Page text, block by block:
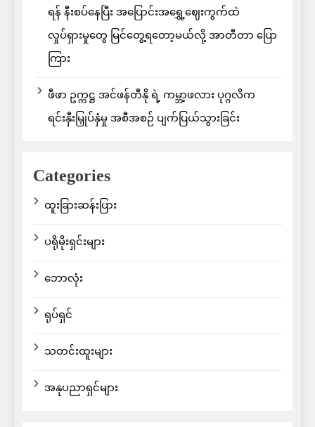
ရန် နီးစပ်နေပြီး အပြောင်းအရွှေ့ဈေးကွက်ထဲ
လှုပ်ရှားမှုတွေ မြင်တွေ့ရတော့မယ်လို့ အာတီတာ ပြော
ကြား
ဖီဖာ ဥက္ကဋ္ဌ အင်ဖန်တီနို ရဲ့ ကမ္ဘာ့ဖလား ပုဂ္ဂလိက
ရင်းနှီးမြှုပ်နှံမှု အစီအစဉ် ပျက်ပြယ်သွားခြင်း
Categories
ထူးခြားဆန်းပြား
ပရိုမိုးရှင်းများ
ဘောလုံး
ရုပ်ရှင်
သတင်းထူးများ
အနုပညာရှင်များ